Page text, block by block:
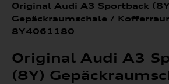
Original Audi A3 Sportback
Gepäckraumschale /
8Y4061180
Original Audi A3
(8Y)